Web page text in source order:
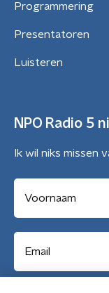
Programmering
Presentatoren
Luisteren
NPO Radio 5
Ik wil niks missen